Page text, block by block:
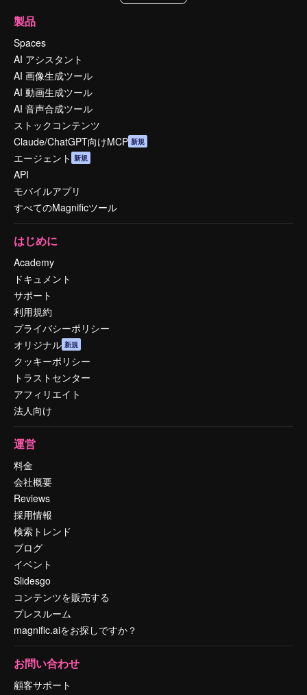
製品
Spaces
AI アシスタント
AI 画像生成ツール
AI 動画生成ツール
AI 音声合成ツール
ストックコンテンツ
Claude/ChatGPT向けMCP 新規
エージェント 新規
API
モバイルアプリ
すべてのMagnificツール
はじめに
Academy
ドキュメント
サポート
利用規約
プライバシーポリシー
オリジナル 新規
クッキーポリシー
トラストセンター
アフィリエイト
法人向け
運営
料金
会社概要
Reviews
採用情報
検索トレンド
ブログ
イベント
Slidesgo
コンテンツを販売する
プレスルーム
magnific.aiをお探しですか？
お問い合わせ
顧客サポート